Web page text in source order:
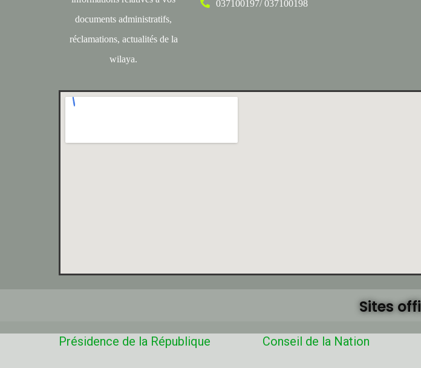
documents administratifs,
réclamations, actualités de la
wilaya.
037100197/ 037100198
Sites
Présidence de la République Conseil de la Nation